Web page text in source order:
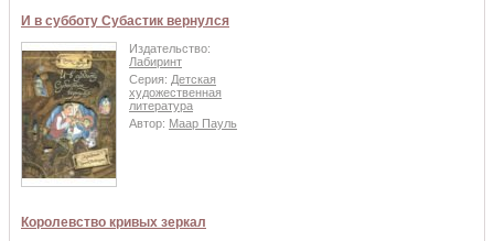
И в субботу Субастик вернулся
Издательство:
Лабиринт
Серия: Детская
художественная
литература
Автор: Маар Пауль
Королевство кривых зеркал